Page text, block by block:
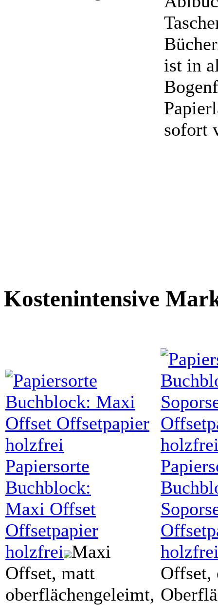
ist in
sofort
Kostenintensive
Papiersorte
Buchblock:
Maxi Offset
Offsetpapier
holzfrei Maxi
Offset, matt
oberflächengeleimt,
Offset,